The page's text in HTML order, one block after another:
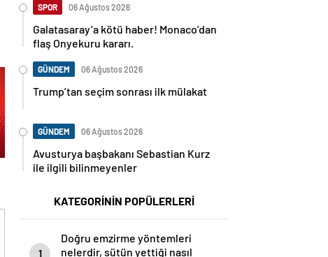
SPOR 06 Ağustos 2026
Galatasaray’a kötü haber! Monaco’dan
flaş Onyekuru kararı.
GÜNDEM 06 Ağustos 2026
Trump’tan seçim sonrası ilk mülakat
GÜNDEM 06 Ağustos 2026
Avusturya başbakanı Sebastian Kurz
ile ilgili bilinmeyenler
KATEGORİNİN POPÜLERLERİ
1
Doğru emzirme yöntemleri
nelerdir, sütün yettiği nasıl